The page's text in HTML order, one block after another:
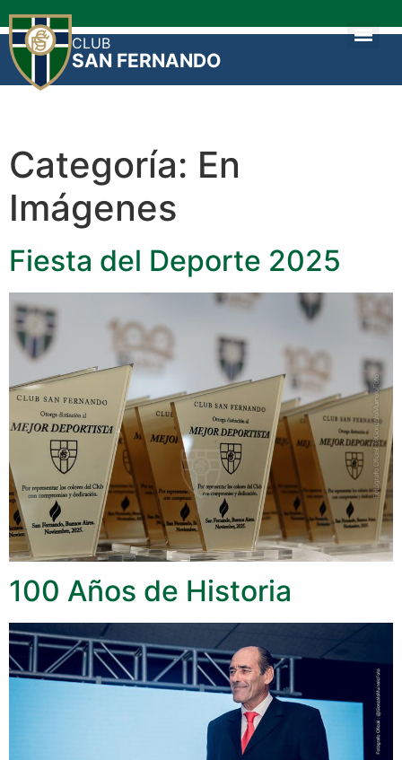
CLUB
SAN FERNANDO
Categoría: En
Imágenes
Fiesta del Deporte 2025
100 Años de Historia